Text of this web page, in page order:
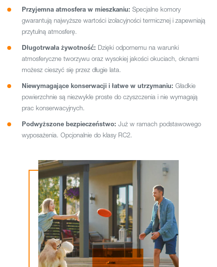
Przyjemna atmosfera w mieszkaniu: Specjalne komory
gwarantują najwyższe wartości izolacyjności termicznej i zapewniają
przytulną atmosferę.
Długotrwała żywotność: Dzięki odpornemu na warunki
atmosferyczne tworzywu oraz wysokiej jakości okuciach, oknami
możesz cieszyć się przez długie lata.
Niewymagające konserwacji i łatwe w utrzymaniu: Gładkie
powierzchnie są niezwykle proste do czyszczenia i nie wymagają
prac konserwacyjnych.
Podwyższone bezpieczeństwo: Już w ramach podstawowego
wyposażenia. Opcjonalnie do klasy RC2.